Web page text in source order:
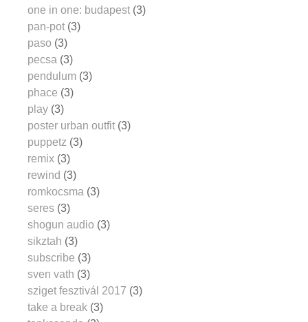
one in one: budapest (3)
pan-pot (3)
paso (3)
pecsa (3)
pendulum (3)
phace (3)
play (3)
poster urban outfit (3)
puppetz (3)
remix (3)
rewind (3)
romkocsma (3)
seres (3)
shogun audio (3)
sikztah (3)
subscribe (3)
sven vath (3)
sziget fesztivál 2017 (3)
take a break (3)